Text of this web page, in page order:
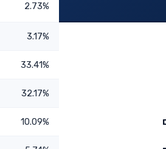
2.73%
3.17%
33.41%
32.17%
10.09%